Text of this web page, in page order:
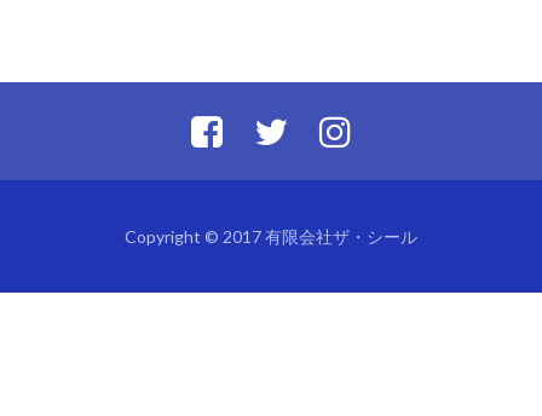
Copyright © 2017 有限会社ザ・シール